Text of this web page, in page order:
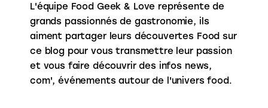
L'équipe Food Geek & Love représente de
grands passionnés de gastronomie, ils
aiment partager leurs découvertes Food sur
ce blog pour vous transmettre leur passion
et vous faire découvrir des infos news,
com', événements autour de l'univers food.